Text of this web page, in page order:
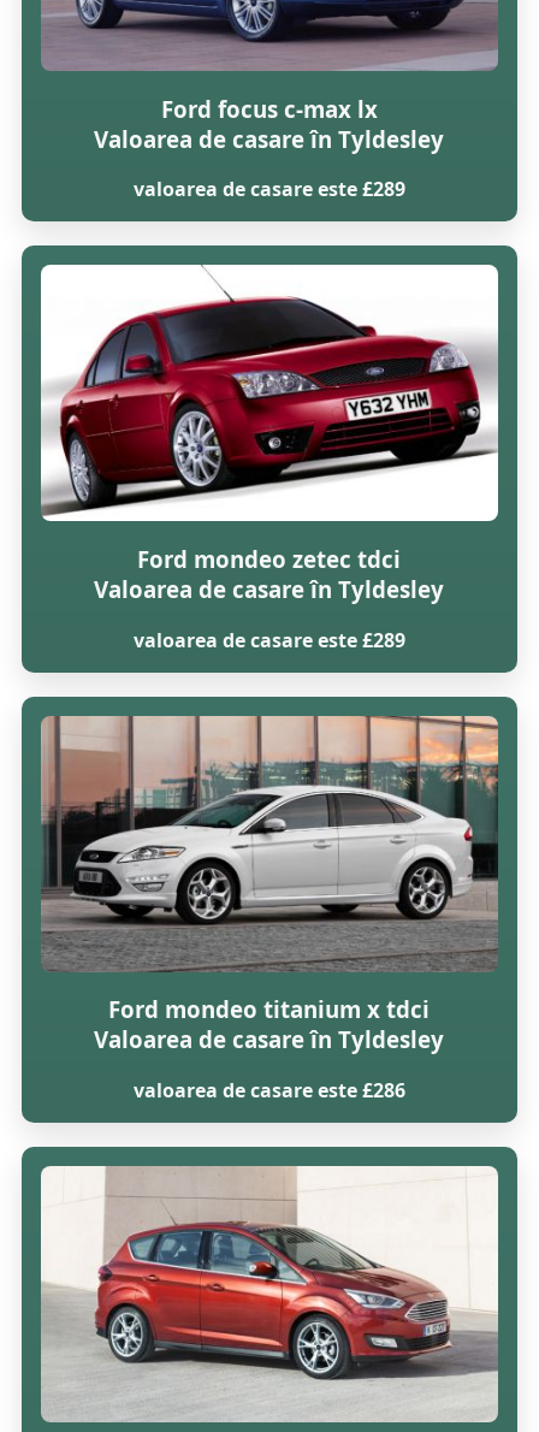
Ford focus c-max lx
Valoarea de casare în Tyldesley
valoarea de casare este £289
Ford mondeo zetec tdci
Valoarea de casare în Tyldesley
valoarea de casare este £289
Ford mondeo titanium x tdci
Valoarea de casare în Tyldesley
valoarea de casare este £286